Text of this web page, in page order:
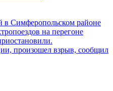
в Симферопольском районе
на перегоне
произошел взрыв, сообщил